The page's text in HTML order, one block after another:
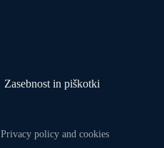
Zasebnost in piškotki
Privacy policy and cookies